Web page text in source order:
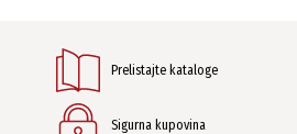
Prelistajte kataloge
Sigurna kupovina